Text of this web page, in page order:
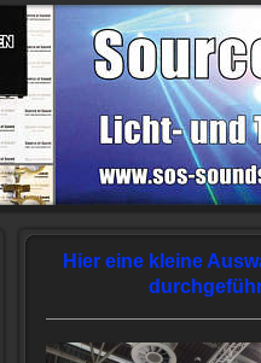
Hier eine kleine